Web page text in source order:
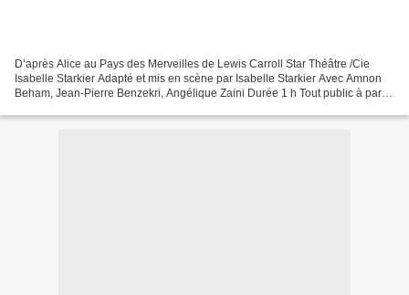
D’après Alice au Pays des Merveilles de Lewis Carroll Star Théâtre /Cie
Isabelle Starkier Adapté et mis en scène par Isabelle Starkier Avec Amnon
Beham, Jean-Pierre Benzekri, Angélique Zaini Durée 1 h Tout public à partir